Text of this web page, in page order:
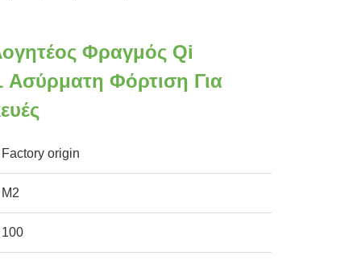
Φραγμός Qi
Ασύρματη Φόρτιση Για
Factory origin
M2
100